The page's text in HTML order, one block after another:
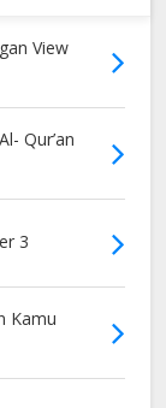
View
Qur’an
3
Kamu